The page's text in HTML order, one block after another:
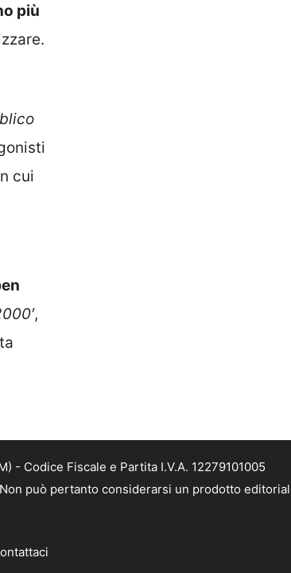
più
cui
,
- Codice Fiscale e Partita I.V.A. 12279101005
può pertanto considerarsi un prodotto